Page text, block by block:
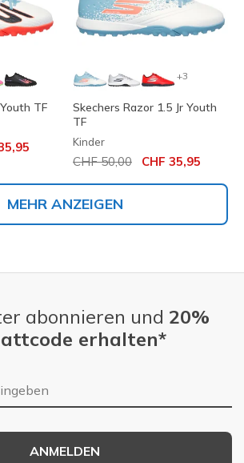
TF
+3
Skechers Razor 1.5 Jr Youth
TF
Kinder
Reduziert von
CHF 50,00 auf
CHF 35,95
MEHR ANZEIGEN
abonnieren und 20%
erhalten*
ANMELDEN